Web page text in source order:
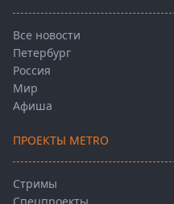
Все новости
Петербург
Россия
Мир
Афиша
ПРОЕКТЫ METRO
Стримы